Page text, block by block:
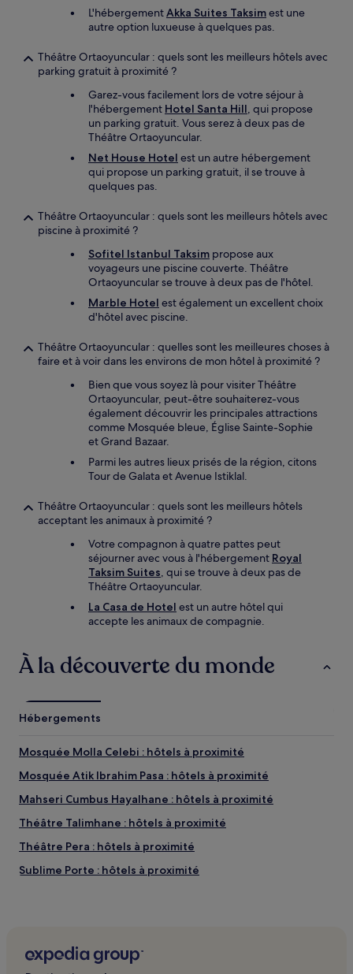
L'hébergementAkka Suites Taksimest une
autre option luxueuse à quelques pas.
Théâtre Ortaoyuncular : quels sont les meilleurs hôtels avec
parking gratuit à proximité ?
Garez-vous facilement lors de votre séjour à
l'hébergement Hotel Santa Hill, qui propose
un parking gratuit. Vous serez à deux pas de
Théâtre Ortaoyuncular.
Net House Hotel est un autre hébergement
qui propose un parking gratuit, il se trouve à
quelques pas.
Théâtre Ortaoyuncular : quels sont les meilleurs hôtels avec
piscine à proximité ?
Sofitel Istanbul Taksim propose aux
voyageurs une piscine couverte. Théâtre
Ortaoyuncular se trouve à deux pas de l'hôtel.
Marble Hotel est également un excellent choix
d'hôtel avec piscine.
Théâtre Ortaoyuncular : quelles sont les meilleures choses à
faire et à voir dans les environs de mon hôtel à proximité ?
Bien que vous soyez là pour visiter Théâtre
Ortaoyuncular, peut-être souhaiterez-vous
également découvrir les principales attractions
comme Mosquée bleue, Église Sainte-Sophie
et Grand Bazaar.
Parmi les autres lieux prisés de la région, citons
Tour de Galata et Avenue Istiklal.
Théâtre Ortaoyuncular : quels sont les meilleurs hôtels
acceptant les animaux à proximité ?
Votre compagnon à quatre pattes peut
séjourner avec vous à l'hébergement Royal
Taksim Suites, qui se trouve à deux pas de
Théâtre Ortaoyuncular.
La Casa de Hotel est un autre hôtel qui
accepte les animaux de compagnie.
À la découverte du monde
Hébergements
Mosquée Molla Celebi : hôtels à proximité
Mosquée Atik Ibrahim Pasa : hôtels à proximité
Mahseri Cumbus Hayalhane : hôtels à proximité
Théâtre Talimhane : hôtels à proximité
Théâtre Pera : hôtels à proximité
Sublime Porte : hôtels à proximité
Abdi Ipekci Street : Hôtels avec parking à proximité